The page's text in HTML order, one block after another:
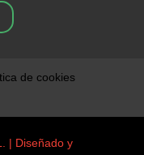
de cookies
| Diseñado y